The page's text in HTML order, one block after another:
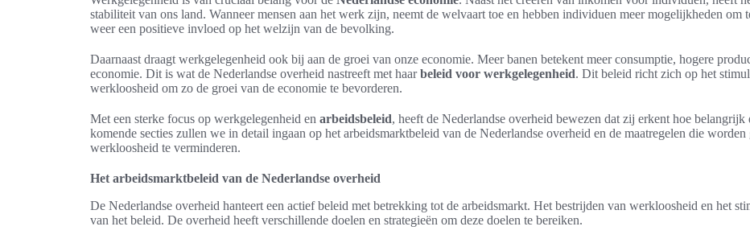
stabiliteit van ons land. Wanneer mensen aan het werk zijn, neemt de welvaart toe en hebben individuen meer mogelijkheden om
weer een positieve invloed op het welzijn van de bevolking.
Daarnaast draagt werkgelegenheid ook bij aan de groei van onze economie. Meer banen betekent meer consumptie, hogere
economie. Dit is wat de Nederlandse overheid nastreeft met haarbeleid voor werkgelegenheid. Dit beleid richt zich op het
werkloosheid om zo de groei van de economie te bevorderen.
Met een sterke focus op werkgelegenheid en arbeidsbeleid, heeft de Nederlandse overheid bewezen dat zij erkent hoe
komende secties zullen we in detail ingaan op het arbeidsmarktbeleid van de Nederlandse overheid en de maatregelen die
werkloosheid te verminderen.
Het arbeidsmarktbeleid van de Nederlandse overheid
De Nederlandse overheid hanteert een actief beleid met betrekking tot de arbeidsmarkt. Het bestrijden van werkloosheid en het
van het beleid. De overheid heeft verschillende doelen en strategieën om deze doelen te bereiken.